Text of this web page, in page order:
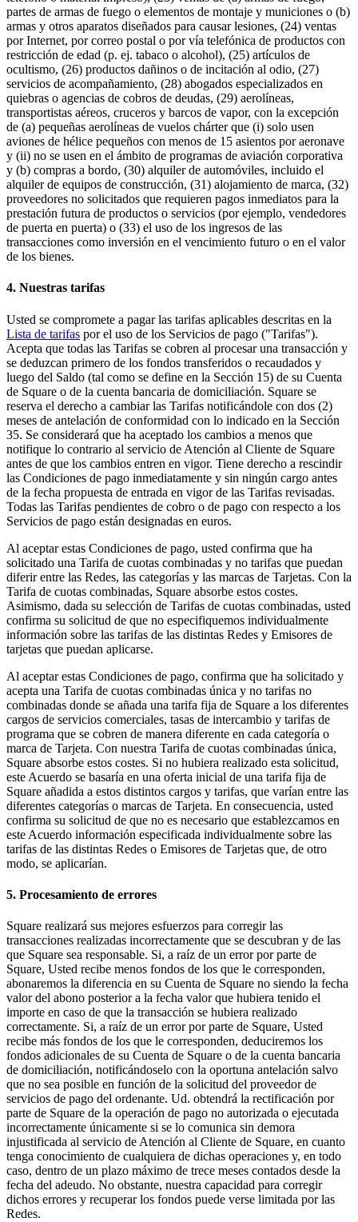
partes de armas de fuego o elementos de montaje y municiones o (b)
armas y otros aparatos diseñados para causar lesiones, (24) ventas
por Internet, por correo postal o por vía telefónica de productos con
restricción de edad (p. ej. tabaco o alcohol), (25) artículos de
ocultismo, (26) productos dañinos o de incitación al odio, (27)
servicios de acompañamiento, (28) abogados especializados en
quiebras o agencias de cobros de deudas, (29) aerolíneas,
transportistas aéreos, cruceros y barcos de vapor, con la excepción
de (a) pequeñas aerolíneas de vuelos chárter que (i) solo usen
aviones de hélice pequeños con menos de 15 asientos por aeronave
y (ii) no se usen en el ámbito de programas de aviación corporativa
y (b) compras a bordo, (30) alquiler de automóviles, incluido el
alquiler de equipos de construcción, (31) alojamiento de marca, (32)
proveedores no solicitados que requieren pagos inmediatos para la
prestación futura de productos o servicios (por ejemplo, vendedores
de puerta en puerta) o (33) el uso de los ingresos de las
transacciones como inversión en el vencimiento futuro o en el valor
de los bienes.
4. Nuestras tarifas
Usted se compromete a pagar las tarifas aplicables descritas en la
Lista de tarifas por el uso de los Servicios de pago ("Tarifas").
Acepta que todas las Tarifas se cobren al procesar una transacción y
se deduzcan primero de los fondos transferidos o recaudados y
luego del Saldo (tal como se define en la Sección 15) de su Cuenta
de Square o de la cuenta bancaria de domiciliación. Square se
reserva el derecho a cambiar las Tarifas notificándole con dos (2)
meses de antelación de conformidad con lo indicado en la Sección
35. Se considerará que ha aceptado los cambios a menos que
notifique lo contrario al servicio de Atención al Cliente de Square
antes de que los cambios entren en vigor. Tiene derecho a rescindir
las Condiciones de pago inmediatamente y sin ningún cargo antes
de la fecha propuesta de entrada en vigor de las Tarifas revisadas.
Todas las Tarifas pendientes de cobro o de pago con respecto a los
Servicios de pago están designadas en euros.
Al aceptar estas Condiciones de pago, usted confirma que ha
solicitado una Tarifa de cuotas combinadas y no tarifas que puedan
diferir entre las Redes, las categorías y las marcas de Tarjetas. Con la
Tarifa de cuotas combinadas, Square absorbe estos costes.
Asimismo, dada su selección de Tarifas de cuotas combinadas, usted
confirma su solicitud de que no especifiquemos individualmente
información sobre las tarifas de las distintas Redes y Emisores de
tarjetas que puedan aplicarse.
Al aceptar estas Condiciones de pago, confirma que ha solicitado y
acepta una Tarifa de cuotas combinadas única y no tarifas no
combinadas donde se añada una tarifa fija de Square a los diferentes
cargos de servicios comerciales, tasas de intercambio y tarifas de
programa que se cobren de manera diferente en cada categoría o
marca de Tarjeta. Con nuestra Tarifa de cuotas combinadas única,
Square absorbe estos costes. Si no hubiera realizado esta solicitud,
este Acuerdo se basaría en una oferta inicial de una tarifa fija de
Square añadida a estos distintos cargos y tarifas, que varían entre las
diferentes categorías o marcas de Tarjeta. En consecuencia, usted
confirma su solicitud de que no es necesario que establezcamos en
este Acuerdo información especificada individualmente sobre las
tarifas de las distintas Redes o Emisores de Tarjetas que, de otro
modo, se aplicarían.
5. Procesamiento de errores
Square realizará sus mejores esfuerzos para corregir las
transacciones realizadas incorrectamente que se descubran y de las
que Square sea responsable. Si, a raíz de un error por parte de
Square, Usted recibe menos fondos de los que le corresponden,
abonaremos la diferencia en su Cuenta de Square no siendo la fecha
valor del abono posterior a la fecha valor que hubiera tenido el
importe en caso de que la transacción se hubiera realizado
correctamente. Si, a raíz de un error por parte de Square, Usted
recibe más fondos de los que le corresponden, deduciremos los
fondos adicionales de su Cuenta de Square o de la cuenta bancaria
de domiciliación, notificándoselo con la oportuna antelación salvo
que no sea posible en función de la solicitud del proveedor de
servicios de pago del ordenante. Ud. obtendrá la rectificación por
parte de Square de la operación de pago no autorizada o ejecutada
incorrectamente únicamente si se lo comunica sin demora
injustificada al servicio de Atención al Cliente de Square, en cuanto
tenga conocimiento de cualquiera de dichas operaciones y, en todo
caso, dentro de un plazo máximo de trece meses contados desde la
fecha del adeudo. No obstante, nuestra capacidad para corregir
dichos errores y recuperar los fondos puede verse limitada por las
Redes.